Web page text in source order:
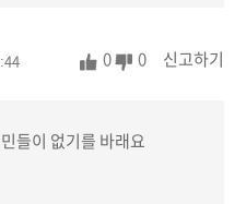
0 0 신고하기
들이 없기를 바래요